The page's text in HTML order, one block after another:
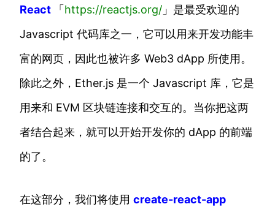
React 「 https://reactjs.org/ 」是最受欢迎的
Javascript 代码库之一，它可以用来开发功能丰
富的网页，因此也被许多 Web3 dApp 所使用。
除此之外，Ether.js 是一个 Javascript 库，它是
用来和 EVM 区块链连接和交互的。当你把这两
者结合起来，就可以开始开发你的 dApp 的前端
的了。
在这部分，我们将使用 create-react-app